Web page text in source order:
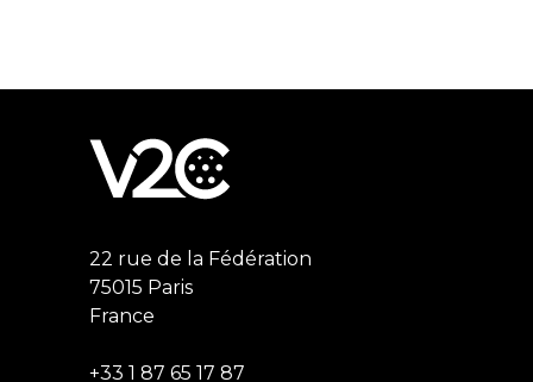
22 rue de la Fédération
75015 Paris
France
+33 1 87 65 17 87